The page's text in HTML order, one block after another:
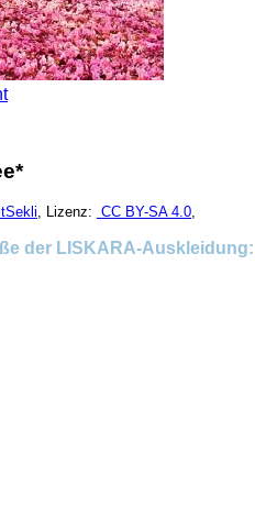
, Lizenz: CC BY-SA 4.0,
der LISKARA-Auskleidung: